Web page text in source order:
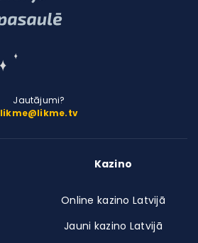
Jautājumi?
likme@likme.tv
Kazino
Online kazino Latvijā
Jauni kazino Latvijā